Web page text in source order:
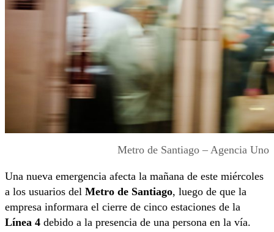
Metro de Santiago – Agencia Uno
Una nueva emergencia afecta la mañana de este miércoles
a los usuarios del Metro de Santiago, luego de que la
empresa informara el cierre de cinco estaciones de la
Línea 4 debido a la presencia de una persona en la vía.